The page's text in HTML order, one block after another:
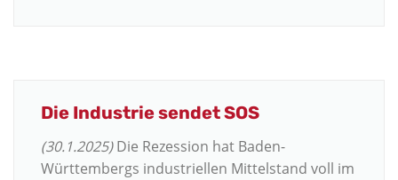
Die Industrie sendet SOS
(30.1.2025)Die Rezession hat Baden-
Württembergs industriellen Mittelstand voll im